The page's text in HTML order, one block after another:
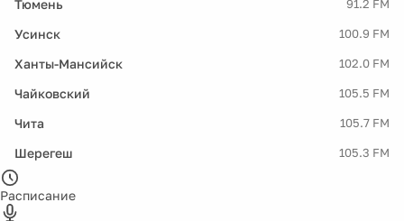
Тюмень 91.2 FM
Усинск 100.9 FM
Ханты-Мансийск 102.0 FM
Чайковский 105.5 FM
Чита 105.7 FM
Шерегеш 105.3 FM
Расписание